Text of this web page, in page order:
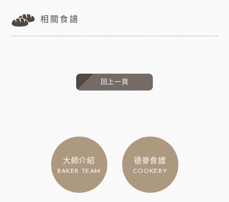
相關食譜
回上一頁
大師介紹
BAKER TEAM
德麥食譜
COOKERY